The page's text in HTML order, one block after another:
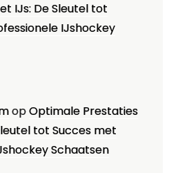
IJs: De Sleutel tot
IJshockey
opOptimale Prestaties
tot Succes met
Schaatsen